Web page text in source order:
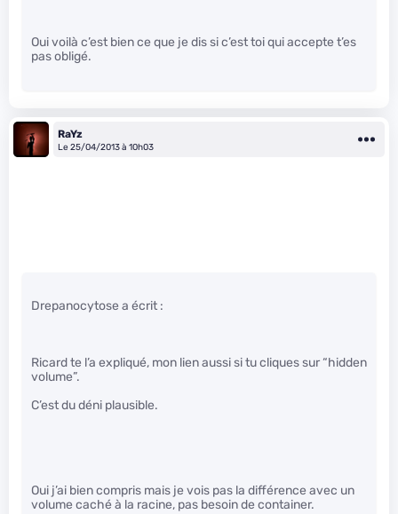
Oui voilà c’est bien ce que je dis si c’est toi qui accepte t’es
pas obligé.
RaYz
Le 25/04/2013 à 10h03
Drepanocytose a écrit :
Ricard te l’a expliqué, mon lien aussi si tu cliques sur “hidden
volume”.
C’est du déni plausible.
Oui j’ai bien compris mais je vois pas la différence avec un
volume caché à la racine, pas besoin de container.